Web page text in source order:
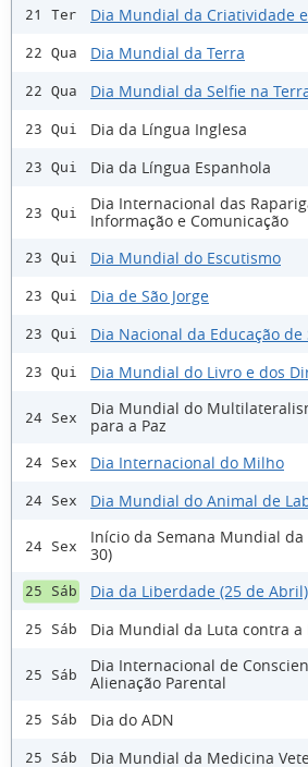
21 Ter Dia Mundial da Criatividade
22 Qua Dia Mundial da Terra
22 Qua Dia Mundial da Selfie na
23 Qui Dia da Língua Inglesa
23 Qui Dia da Língua Espanhola
23 Qui
Dia Internacional das
Informação e Comunicação
23 Qui Dia Mundial do Escutismo
23 Qui Dia de São Jorge
23 Qui Dia Nacional da Educação de
23 Qui Dia Mundial do Livro e dos
24 Sex
Dia Mundial do
para a Paz
24 Sex Dia Internacional do Milho
24 Sex Dia Mundial do Animal de
24 Sex
Início da Semana Mundial da
30)
25 Sáb Dia da Liberdade (25 de Abril)
25 Sáb Dia Mundial da Luta contra a
25 Sáb
Dia Internacional de
Alienação Parental
25 Sáb Dia do ADN
25 Sáb Dia Mundial da Medicina